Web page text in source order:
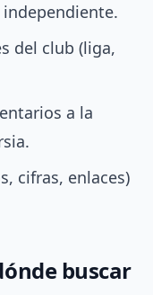
del club (liga,
a la
cifras, enlaces)
buscar